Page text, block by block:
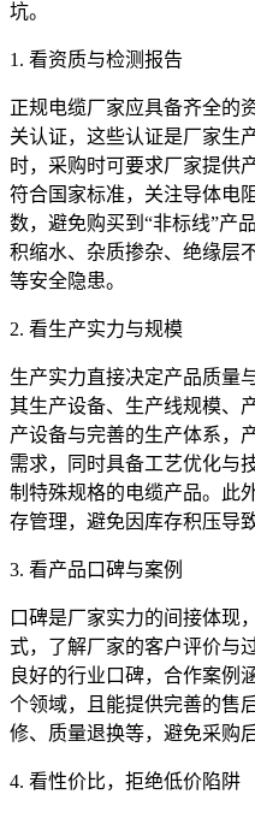
坑。
1. 看资质与检测报告
正规电缆厂家应具备齐全的
关认证，这些认证是厂家生
时，采购时可要求厂家提供
符合国家标准，关注导体电
数，避免购买到“非标线”
积缩水、杂质掺杂、绝缘层
等安全隐患。
2. 看生产实力与规模
生产实力直接决定产品质量
其生产设备、生产线规模、
产设备与完善的生产体系，
需求，同时具备工艺优化与
制特殊规格的电缆产品。此
存管理，避免因库存积压导
3. 看产品口碑与案例
口碑是厂家实力的间接体现
式，了解厂家的客户评价与
良好的行业口碑，合作案例
个领域，且能提供完善的售
修、质量退换等，避免采购
4. 看性价比，拒绝低价陷阱